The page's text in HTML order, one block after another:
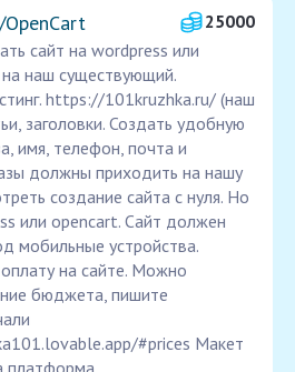
25000
сайт на wordpress или
наш существующий.
https://101kruzhka.ru/ (наш
заголовки. Создать удобную
имя, телефон, почта и
должны приходить на нашу
создание сайта с нуля. Но
или opencart. Сайт должен
мобильные устройства.
на сайте. Можно
бюджета, пишите
#prices Макет